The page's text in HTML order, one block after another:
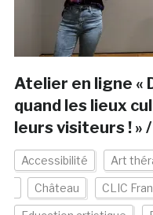
Atelier en ligne «
quand les lieux
leurs visiteurs ! »
Accessibilité Art
Château CLIC